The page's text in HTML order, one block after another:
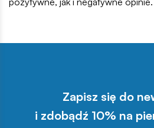
Zapisz się do
i zdobądź 10% na